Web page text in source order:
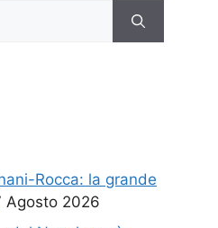
Rocca: la grande
Agosto 2026